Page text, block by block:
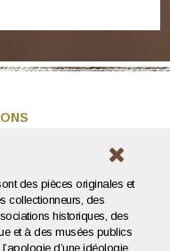
des pièces originales et
collectionneurs, des
historiques, des
et à des musées publics
d’une idéologie,